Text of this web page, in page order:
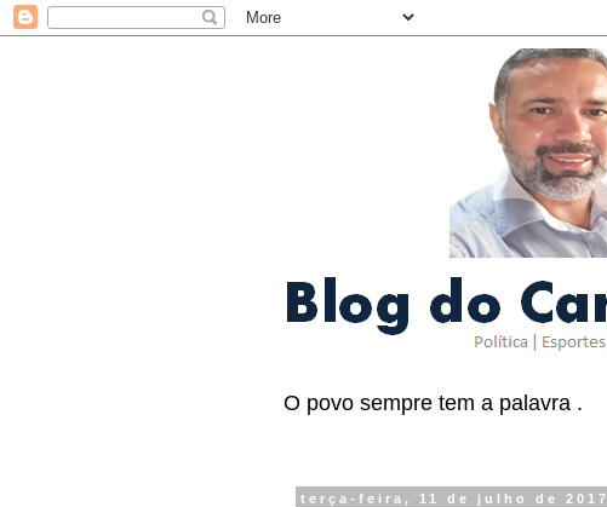
O povo sempre tem a palavra .
terça-feira, 11 de julho de 2017